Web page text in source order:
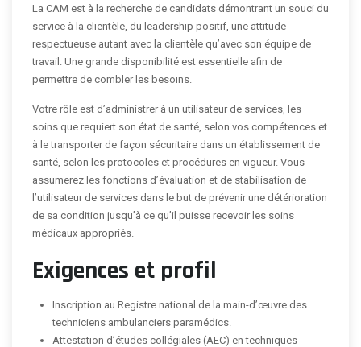
La CAM est à la recherche de candidats démontrant un souci du
service à la clientèle, du leadership positif, une attitude
respectueuse autant avec la clientèle qu’avec son équipe de
travail. Une grande disponibilité est essentielle afin de
permettre de combler les besoins.
Votre rôle est d’administrer à un utilisateur de services, les
soins que requiert son état de santé, selon vos compétences et
à le transporter de façon sécuritaire dans un établissement de
santé, selon les protocoles et procédures en vigueur. Vous
assumerez les fonctions d’évaluation et de stabilisation de
l’utilisateur de services dans le but de prévenir une détérioration
de sa condition jusqu’à ce qu’il puisse recevoir les soins
médicaux appropriés.
Exigences et profil
Inscription au Registre national de la main-d’œuvre des
techniciens ambulanciers paramédics.
Attestation d’études collégiales (AEC) en techniques